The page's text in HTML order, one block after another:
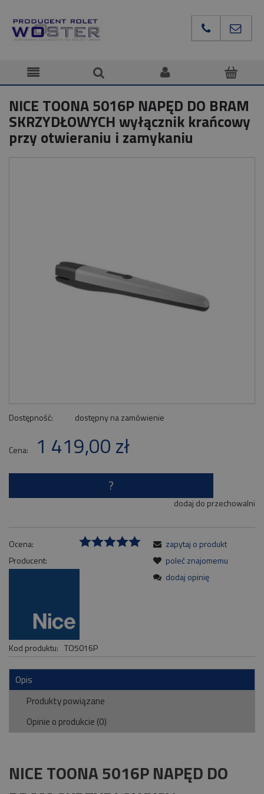
NICE TOONA 5016P NAPĘD DO BRAM
SKRZYDŁOWYCH wyłącznik krańcowy
przy otwieraniu i zamykaniu
Dostępność: dostępny na zamówienie
Cena: 1 419,00 zł
?
dodaj do przechowalni
Ocena:
Producent:
Kod produktu: TO5016P
zapytaj o produkt
poleć znajomemu
dodaj opinię
Opis
Produkty powiązane
Opinie o produkcie (0)
NICE TOONA 5016P NAPĘD DO